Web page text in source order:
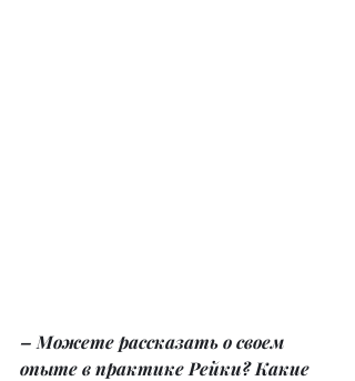
– Можете рассказать о своем
опыте в практике Рейки? Какие